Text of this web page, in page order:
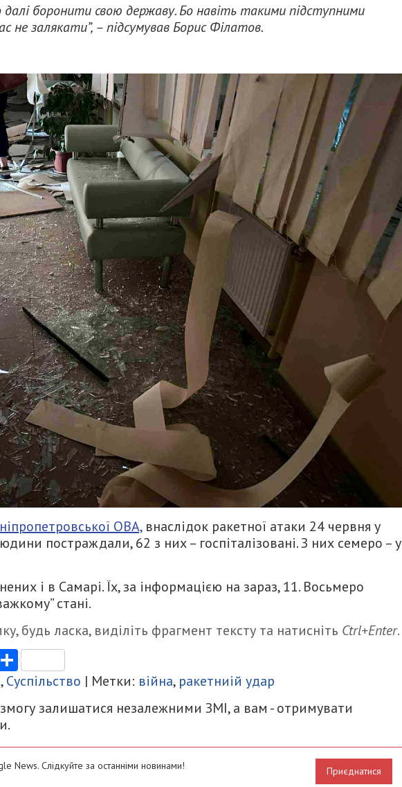
далі боронити свою державу. Бо навіть такими підступними
не залякати”, – підсумував Борис Філатов.
ОВА,внаслідок ракетної атаки 24 червня у
постраждали, 62 з них – госпіталізовані. З них семеро – у
і в Самарі. Їх, за інформацією на зараз, 11. Восьмеро
стані.
будь ласка, виділіть фрагмент тексту та натисніть Ctrl+Enter.
Поділитися
,Суспільство | Метки: війна, ракетниій удар
залишатися незалежними ЗМІ, а вам - отримувати
News. Слідкуйте за останніми новинами! Приєднатися